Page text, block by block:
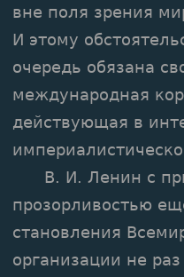
вне поля зрения
И этому
очередь обязана
международная
действующая в
В. И. Ленин с
прозорливостью
становления
организации не